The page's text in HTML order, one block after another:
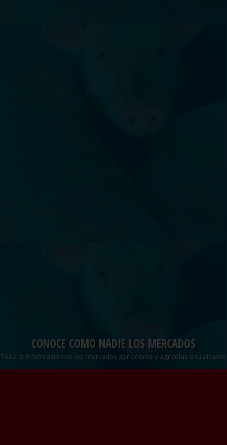
CONOCE COMO NADIE LOS MERCADOS
Toda la información de los mercados ganaderos y agrícolas a tu alcance